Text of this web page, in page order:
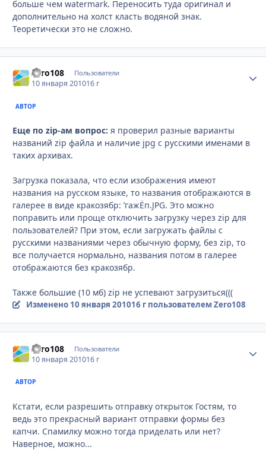
больше чем watermark. Переносить туда оригинал и
дополнительно на холст класть водяной знак.
Теоретически это не сложно.
Zero108 Пользователи
10 января 201016 г
АВТОР
Еще по zip-ам вопрос: я проверил разные варианты
названий zip файла и наличие jpg с русскими именами в
таких архивах.
Загрузка показала, что если изображения имеют
названия на русском языке, то названия отображаются в
галерее в виде кракозябр: ’гажЁп.JPG. Это можно
поправить или проще отключить загрузку через zip для
пользователей? При этом, если загружать файлы с
русскими названиями через обычную форму, без zip, то
все получается нормально, названия потом в галерее
отображаются без кракозябр.
Также большие (10 мб) zip не успевают загрузиться(((
Изменено 10 января 201016 гпользователем Zero108
Zero108 Пользователи
10 января 201016 г
АВТОР
Кстати, если разрешить отправку открыток Гостям, то
ведь это прекрасный вариант отправки формы без
капчи. Спамилку можно тогда приделать или нет?
Наверное, можно...